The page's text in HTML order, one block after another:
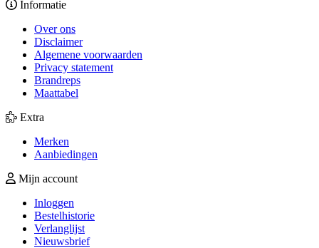
Informatie
Over ons
Disclaimer
Algemene voorwaarden
Privacy statement
Brandreps
Maattabel
Extra
Merken
Aanbiedingen
Mijn account
Inloggen
Bestelhistorie
Verlanglijst
Nieuwsbrief